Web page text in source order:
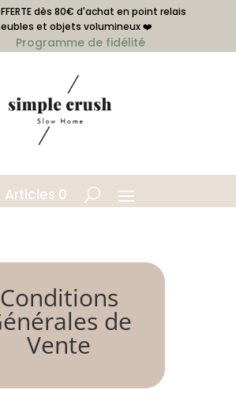
dès 80€ d'achat en point relais
et objets volumineux ❤️
Programme de fidélité
Articles 0
Conditions
de
Vente